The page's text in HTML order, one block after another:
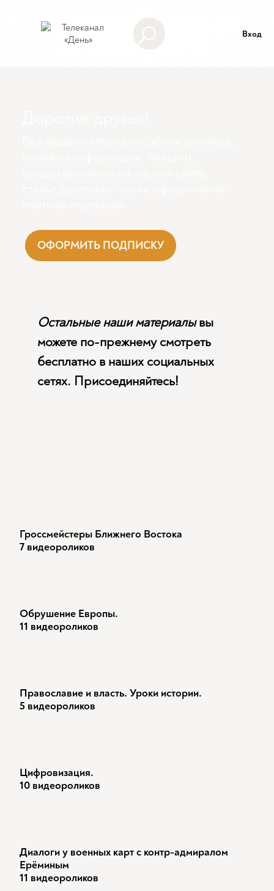
Вход
ОФОРМИТЬ ПОДПИСКУ
Остальные наши материалывы
можете по-прежнему смотреть
бесплатно в наших социальных
сетях. Присоединяйтесь!
Гроссмейстеры Ближнего Востока
7 видеороликов
Обрушение Европы.
11 видеороликов
Православие и власть. Уроки истории.
5 видеороликов
Цифровизация.
10 видеороликов
Диалоги у военных карт с контр-адмиралом
Ерёминым
11 видеороликов